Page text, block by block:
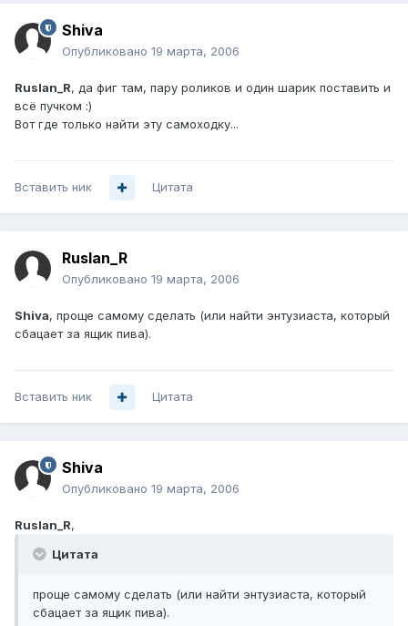
Shiva
Опубликовано 19 марта, 2006
Ruslan_R, да фиг там, пару роликов и один шарик поставить и
всё пучком :)
Вот где только найти эту самоходку...
Вставить ник Цитата
Ruslan_R
Опубликовано 19 марта, 2006
Shiva, проще самому сделать (или найти энтузиаста, который
сбацает за ящик пива).
Вставить ник Цитата
Shiva
Опубликовано 19 марта, 2006
Ruslan_R,
Цитата
проще самому сделать (или найти энтузиаста, который
сбацает за ящик пива).